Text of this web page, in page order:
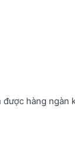
hàng ngàn